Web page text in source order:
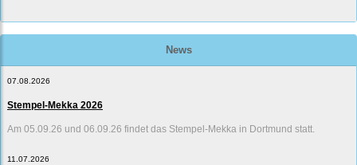
News
07.08.2026
Stempel-Mekka 2026
Am 05.09.26 und 06.09.26 findet das Stempel-Mekka in Dortmund statt.
11.07.2026